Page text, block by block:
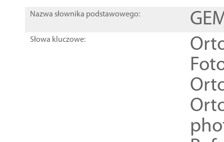
Nazwa słownika podstawowego:
Słowa kluczowe: